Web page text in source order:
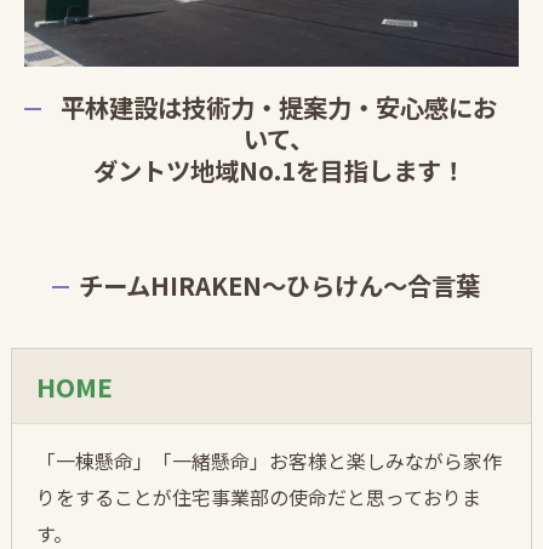
平林建設は技術力・提案力・安心感にお
いて、
ダントツ地域No.1を目指します！
チームHIRAKEN～ひらけん～合言葉
HOME
「一棟懸命」「一緒懸命」お客様と楽しみながら家作
りをすることが住宅事業部の使命だと思っておりま
す。